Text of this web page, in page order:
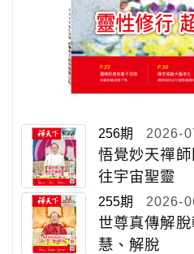
256期 2026-
悟覺妙天禪
往宇宙聖靈
255期 2026-
世尊真傳解脫
慧、解脫